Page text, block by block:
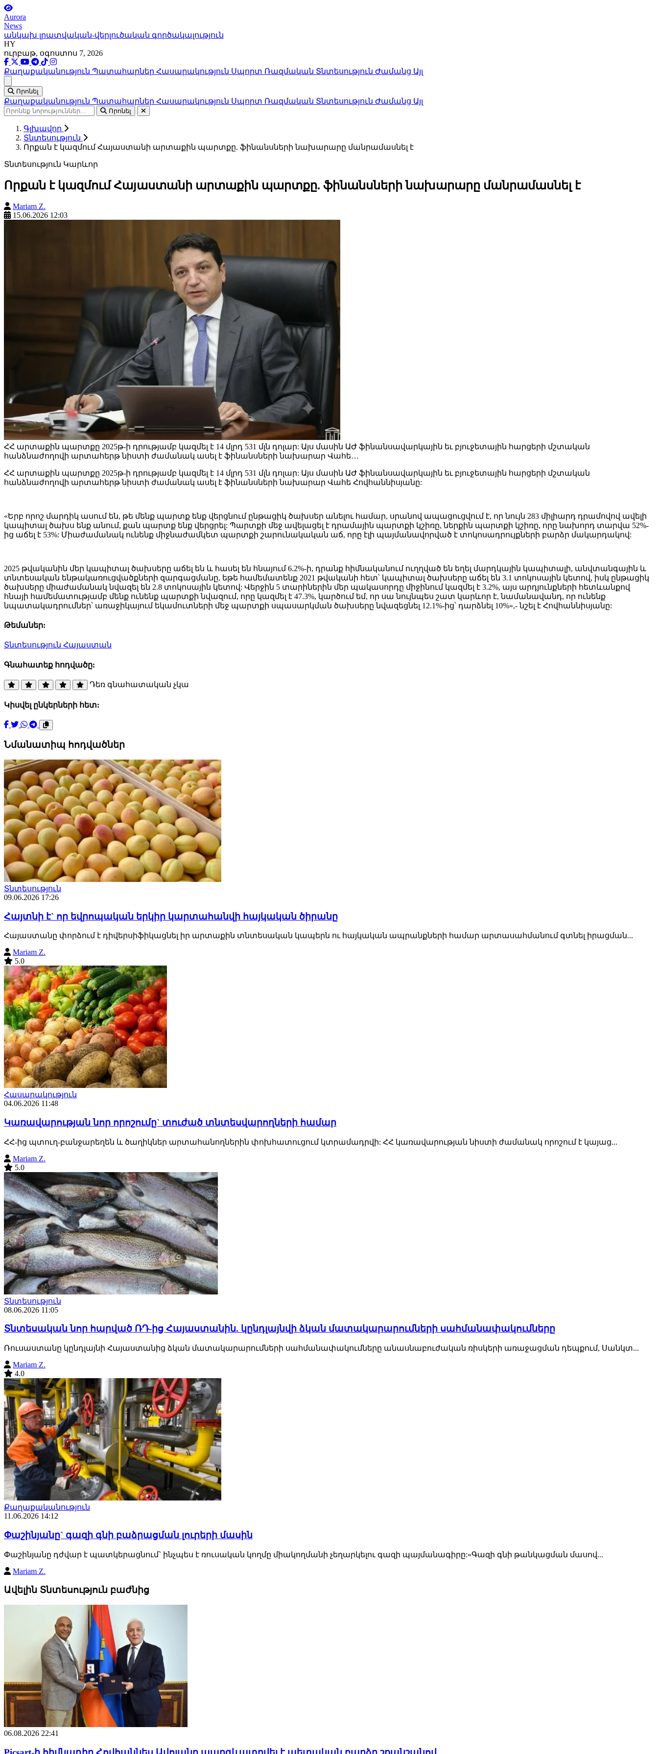
Aurora
News
անկախ լրատվական-վերլուծական գործակալություն
HY
ուրբաթ, օգոստոս 7, 2026
Քաղաքականություն Պատահարներ Հասարակություն Սպորտ Ռազմական Տնտեսություն Ժամանց Այլ
Որոնել
Քաղաքականություն Պատահարներ Հասարակություն Սպորտ Ռազմական Տնտեսություն Ժամանց Այլ
Որոնել
Գլխավոր
Տնտեսություն
Որքան է կազմում Հայաստանի արտաքին պարտքը. ֆինանսների նախարարը մանրամասնել է
Տնտեսություն Կարևոր
Որքան է կազմում Հայաստանի արտաքին պարտքը. ֆինանսների նախարարը մանրամասնել է
Mariam Z.
15.06.2026 12:03
ՀՀ արտաքին պարտքը 2025թ-ի դրությամբ կազմել է 14 մլրդ 531 մլն դոլար: Այս մասին ԱԺ ֆինանսավարկային եւ բյուջետային հարցերի մշտական
հանձնաժողովի արտահերթ նիստի ժամանակ ասել է ֆինանսների նախարար Վահե…
ՀՀ արտաքին պարտքը 2025թ-ի դրությամբ կազմել է 14 մլրդ 531 մլն դոլար: Այս մասին ԱԺ ֆինանսավարկային եւ բյուջետային հարցերի մշտական
հանձնաժողովի արտահերթ նիստի ժամանակ ասել է ֆինանսների նախարար Վահե Հովհաննիսյանը:
«Երբ որոշ մարդիկ ասում են, թե մենք պարտք ենք վերցնում ընթացիկ ծախսեր անելու համար, սրանով ապացուցվում է, որ նույն 283 միլիարդ դրամովով ավելի
կապիտալ ծախս ենք անում, քան պարտք ենք վերցրել: Պարտքի մեջ ավելացել է դրամային պարտքի կշիռը, ներքին պարտքի կշիռը, որը նախորդ տարվա 52%-
ից աճել է 53%: Միաժամանակ ունենք միջնաժամկետ պարտքի շարունակական աճ, որը էլի պայմանավորված է տոկոսադրույքների բարձր մակարդակով:
2025 թվականին մեր կապիտալ ծախսերը աճել են և հասել են հնայում 6.2%-ի, դրանք հիմնականում ուղղված են եղել մարդկային կապիտալի, անվտանգային և
տնտեսական ենթակառուցվածքների զարգացմանը, եթե համեմատենք 2021 թվականի հետ՝ կապիտալ ծախսերը աճել են 3.1 տոկոսային կետով, իսկ ընթացիկ
ծախսերը միաժամանակ նվազել են 2.8 տոկոսային կետով: Վերջին 5 տարիներին մեր պակասորդը միջինում կազմել է 3.2%, այս արդյունքների հետևանքով
հնայի համեմատությամբ մենք ունենք պարտքի նվազում, որը կազմել է 47.3%, կարծում եմ, որ սա նույնպես շատ կարևոր է, նամանավանդ, որ ունենք
նպատակադրումներ՝ առաջիկայում եկամուտների մեջ պարտքի սպասարկման ծախսերը նվազեցնել 12.1%-ից՝ դարձնել 10%»,- նշել է Հովհաննիսյանը:
Թեմաներ:
Տնտեսություն Հայաստան
Գնահատեք հոդվածը:
Դեռ գնահատական չկա
Կիսվել ընկերների հետ:
Նմանատիպ հոդվածներ
Տնտեսություն
09.06.2026 17:26
Հայտնի է` որ եվրոպական երկիր կարտահանվի հայկական ծիրանը
Հայաստանը փորձում է դիվերսիֆիկացնել իր արտաքին տնտեսական կապերն ու հայկական ապրանքների համար արտասահմանում գտնել իրացման...
Mariam Z.
5.0
Հասարակություն
04.06.2026 11:48
Կառավարության նոր որոշումը` տուժած տնտեսվարողների համար
ՀՀ-ից պտուղ-բանջարեղեն և ծաղիկներ արտահանողներին փոխհատուցում կտրամադրվի: ՀՀ կառավարության նիստի ժամանակ որոշում է կայաց...
Mariam Z.
5.0
Տնտեսություն
08.06.2026 11:05
Տնտեսական նոր հարված ՌԴ-ից Հայաստանին. կընդլայնվի ձկան մատակարարումների սահմանափակումները
Ռուսաստանը կընդլայնի Հայաստանից ձկան մատակարարումների սահմանափակումները անասնաբուժական ռիսկերի առաջացման դեպքում, Սանկտ...
Mariam Z.
4.0
Քաղաքականություն
11.06.2026 14:12
Փաշինյանը` գազի գնի բաձրացման լուրերի մասին
Փաշինյանը դժվար է պատկերացնում` ինչպես է ռուսական կողմը միակողմանի չեղարկելու գազի պայմանագիրը:«Գազի գնի թանկացման մասով...
Mariam Z.
Ավելին Տնտեսություն բաժնից
06.08.2026 22:41